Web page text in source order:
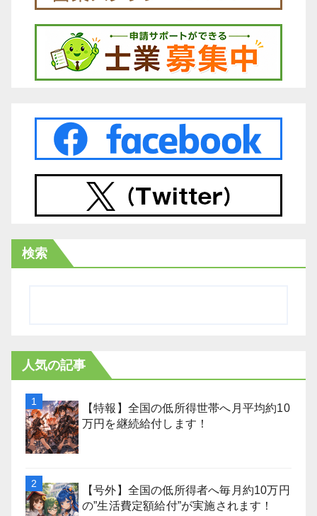
検索
人気の記事
【特報】全国の低所得世帯へ月平均約10
万円を継続給付します！
【号外】全国の低所得者へ毎月約10万円
の”生活費定額給付”が実施されます！